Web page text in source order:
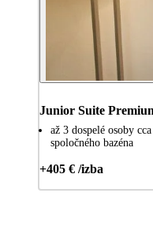
Junior Suite
až 3 dospelé osoby
spoločného bazéna
+405 € /izba